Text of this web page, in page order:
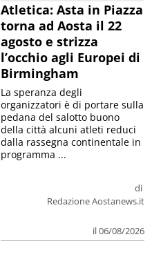
Atletica: Asta in Piazza
torna ad Aosta il 22
agosto e strizza
l’occhio agli Europei di
Birmingham
di
Redazione Aostanews.it
il 06/08/2026
La speranza degli
organizzatori è di portare sulla
pedana del salotto buono
della città alcuni atleti reduci
dalla rassegna continentale in
programma ...